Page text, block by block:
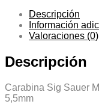
Descripción
Información
Valoraciones (0)
Descripción
Carabina Sig Sauer
5,5mm